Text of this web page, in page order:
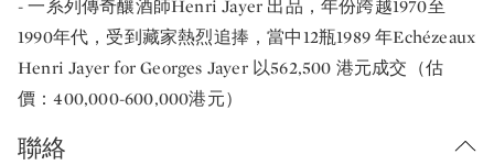
- 一系列傳奇釀酒師Henri Jayer 出品，年份跨越1970至
1990年代，受到藏家熱烈追捧，當中12瓶1989 年Echézeaux
Henri Jayer for Georges Jayer 以562,500 港元成交（估
價：400,000-600,000港元）
聯絡